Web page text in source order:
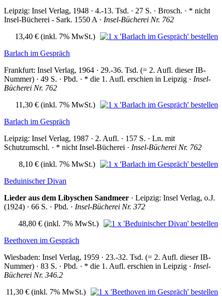
Leipzig: Insel Verlag, 1948 · 4.-13. Tsd. · 27 S. · Brosch. · * nicht
Insel-Bücherei - Sark. 1550 A · Insel-Bücherei Nr. 762
13,40 € (inkl. 7% MwSt.)
Barlach im Gespräch
Frankfurt: Insel Verlag, 1964 · 29.-36. Tsd. (= 2. Aufl. dieser IB-
Nummer) · 49 S. · Pbd. · * die 1. Aufl. erschien in Leipzig · Insel-
Bücherei Nr. 762
11,30 € (inkl. 7% MwSt.)
Barlach im Gespräch
Leipzig: Insel Verlag, 1987 · 2. Aufl. · 157 S. · Ln. mit
Schutzumschl. · * nicht Insel-Bücherei · Insel-Bücherei Nr. 762
8,10 € (inkl. 7% MwSt.)
Beduinischer Divan
Lieder aus dem Libyschen Sandmeer · Leipzig: Insel Verlag, o.J.
(1924) · 66 S. · Pbd. · Insel-Bücherei Nr. 372
48,80 € (inkl. 7% MwSt.)
Beethoven im Gespräch
Wiesbaden: Insel Verlag, 1959 · 23.-32. Tsd. (= 2. Aufl. dieser IB-
Nummer) · 83 S. · Pbd. · * die 1. Aufl. erschien in Leipzig · Insel-
Bücherei Nr. 346.2
11,30 € (inkl. 7% MwSt.)